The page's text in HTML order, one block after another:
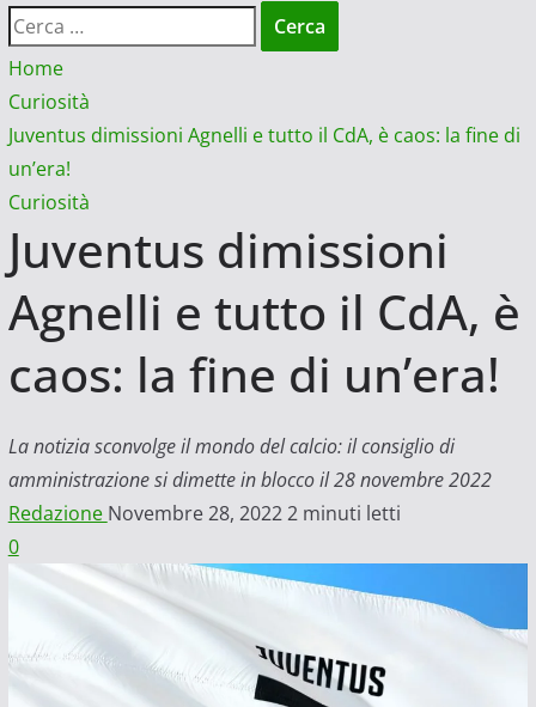
Ricerca
per:
Home
Curiosità
Juventus dimissioni Agnelli e tutto il CdA, è caos: la fine di
un’era!
Curiosità
Juventus dimissioni
Agnelli e tutto il CdA, è
caos: la fine di un’era!
La notizia sconvolge il mondo del calcio: il consiglio di
amministrazione si dimette in blocco il 28 novembre 2022
Redazione Novembre 28, 20222 minuti letti
0